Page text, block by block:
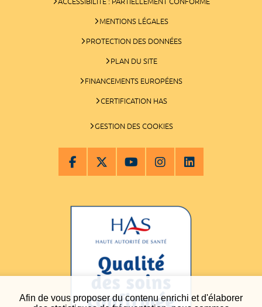
Afin de vous proposer du contenu enrichi et d'élaborer
MENTIONS LÉGALES
PROTECTION DES DONNÉES
PLAN DU SITE
FINANCEMENTS EUROPÉENS
CERTIFICATION HAS
GESTION DES COOKIES